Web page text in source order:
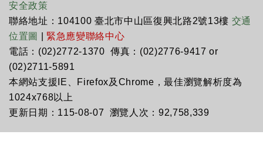
安全政策
聯絡地址：104100 臺北市中山區復興北路2號13樓 交通
位置圖
緊急應變聯絡中心
電話：(02)2772-1370 傳真：(02)2776-9417 or
(02)2711-5891
本網站支援IE、Firefox及Chrome，最佳瀏覽解析度為
1024x768以上
更新日期：115-08-07 瀏覽人次：92,758,339